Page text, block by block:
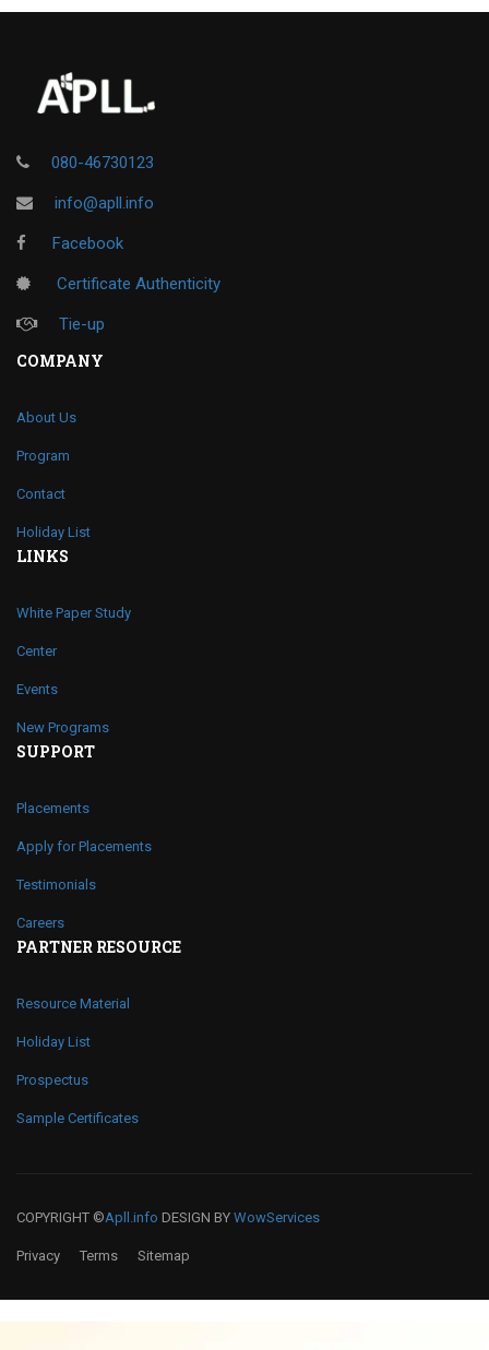
080-46730123
info@apll.info
Facebook
Certificate Authenticity
Tie-up
COMPANY
About Us
Program
Contact
Holiday List
LINKS
White Paper Study
Center
Events
New Programs
SUPPORT
Placements
Apply for Placements
Testimonials
Careers
PARTNER RESOURCE
Resource Material
Holiday List
Prospectus
Sample Certificates
COPYRIGHT ©Apll.info DESIGN BY WowServices
Privacy Terms Sitemap